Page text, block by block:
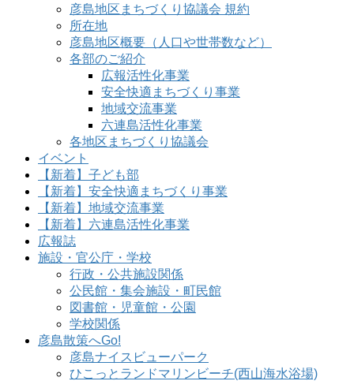
彦島地区まちづくり協議会 規約
所在地
彦島地区概要（人口や世帯数など）
各部のご紹介
広報活性化事業
安全快適まちづくり事業
地域交流事業
六連島活性化事業
各地区まちづくり協議会
イベント
【新着】子ども部
【新着】安全快適まちづくり事業
【新着】地域交流事業
【新着】六連島活性化事業
広報誌
施設・官公庁・学校
行政・公共施設関係
公民館・集会施設・町民館
図書館・児童館・公園
学校関係
彦島散策へGo!
彦島ナイスビューパーク
ひこっとランドマリンビーチ(西山海水浴場)